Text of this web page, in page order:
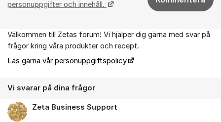
personuppgifter och innehåll.
Om forumet
Välkommen till Zetas forum! Vi hjälper dig gärna med svar på
frågor kring våra produkter och recept.
Läs gärna vår personuppgiftspolicy
Vi svarar på dina frågor
Zeta Business Support